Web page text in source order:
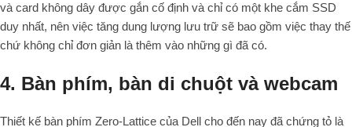
và card không dây được gắn cố định và chỉ có một khe cắm SSD
duy nhất, nên việc tăng dung lượng lưu trữ sẽ bao gồm việc thay thế
chứ không chỉ đơn giản là thêm vào những gì đã có.
4. Bàn phím, bàn di chuột và webcam
Thiết kế bàn phím Zero-Lattice của Dell cho đến nay đã chứng tỏ là